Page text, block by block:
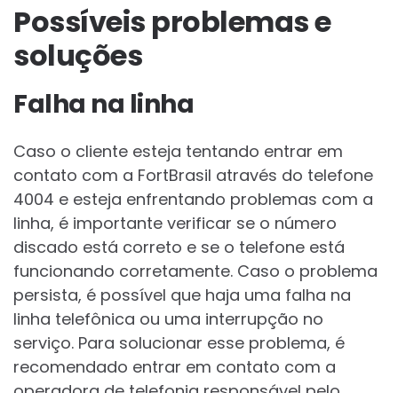
Possíveis problemas e
soluções
Falha na linha
Caso o cliente esteja tentando entrar em
contato com a FortBrasil através do telefone
4004 e esteja enfrentando problemas com a
linha, é importante verificar se o número
discado está correto e se o telefone está
funcionando corretamente. Caso o problema
persista, é possível que haja uma falha na
linha telefônica ou uma interrupção no
serviço. Para solucionar esse problema, é
recomendado entrar em contato com a